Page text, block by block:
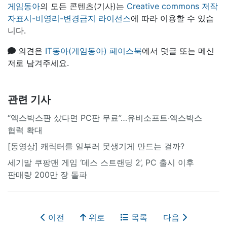
게임동아의 모든 콘텐츠(기사)는 Creative commons 저작
자표시-비영리-변경금지 라이선스에 따라 이용할 수 있습
니다.
의견은 IT동아(게임동아) 페이스북에서 덧글 또는 메신
저로 남겨주세요.
관련 기사
“엑스박스판 샀다면 PC판 무료”…유비소프트·엑스박스
협력 확대
[동영상] 캐릭터를 일부러 못생기게 만드는 걸까?
세기말 쿠팡맨 게임 ‘데스 스트랜딩 2’, PC 출시 이후
판매량 200만 장 돌파
이전 위로 목록 다음